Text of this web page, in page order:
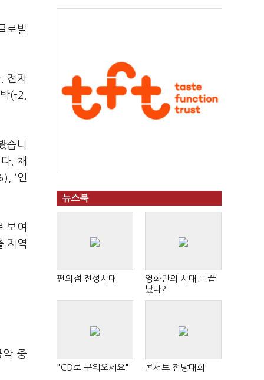
로벌
. 전자
(-2.
습니
. 채
‘인
보여
지역
약 중
뉴스북
편의점 전성시대
영화관의 시대는 끝
났다?
"CD로 구워오세요" 콘서트 전당대회